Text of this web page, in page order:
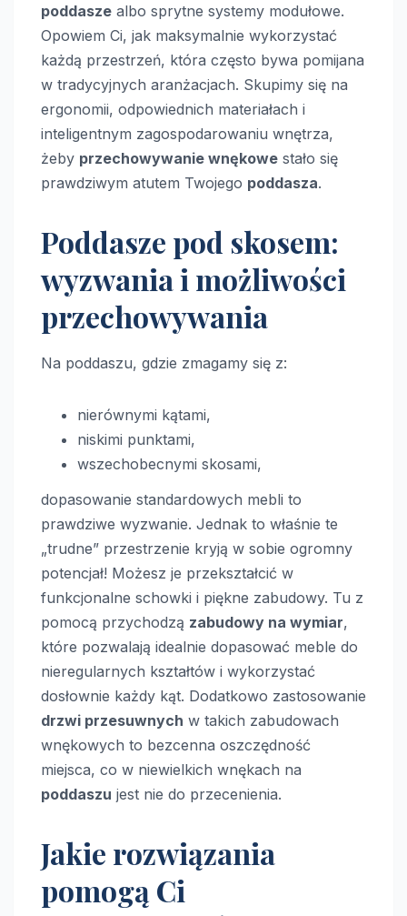
poddasze albo sprytne systemy modułowe.
Opowiem Ci, jak maksymalnie wykorzystać
każdą przestrzeń, która często bywa pomijana
w tradycyjnych aranżacjach. Skupimy się na
ergonomii, odpowiednich materiałach i
inteligentnym zagospodarowaniu wnętrza,
żeby przechowywanie wnękowe stało się
prawdziwym atutem Twojego poddasza.
Poddasze pod skosem:
wyzwania i możliwości
przechowywania
Na poddaszu, gdzie zmagamy się z:
nierównymi kątami,
niskimi punktami,
wszechobecnymi skosami,
dopasowanie standardowych mebli to
prawdziwe wyzwanie. Jednak to właśnie te
„trudne” przestrzenie kryją w sobie ogromny
potencjał! Możesz je przekształcić w
funkcjonalne schowki i piękne zabudowy. Tu z
pomocą przychodzą zabudowy na wymiar,
które pozwalają idealnie dopasować meble do
nieregularnych kształtów i wykorzystać
dosłownie każdy kąt. Dodatkowo zastosowanie
drzwi przesuwnych w takich zabudowach
wnękowych to bezcenna oszczędność
miejsca, co w niewielkich wnękach na
poddaszu jest nie do przecenienia.
Jakie rozwiązania
pomogą Ci